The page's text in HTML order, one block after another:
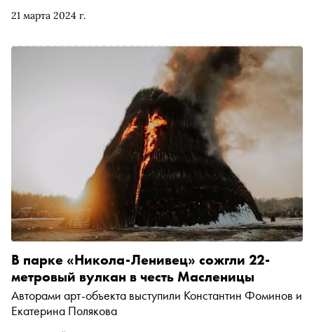
21 марта 2024 г.
участия в арт-акции. На закате здесь сжигают огромную
Как прошла Масленица в этом году — смотрите в
В парке «Никола-Ленивец» сожгли 22-
метровый вулкан в честь Масленицы
Авторами арт-объекта выступили Константин Фоминов и
Екатерина Полякова